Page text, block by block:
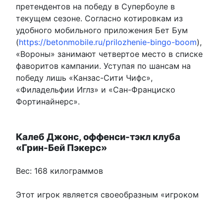
претендентов на победу в Супербоуле в
текущем сезоне. Согласно котировкам из
удобного мобильного приложения Бет Бум
(https://betonmobile.ru/prilozhenie-bingo-boom),
«Вороны» занимают четвертое место в списке
фаворитов кампании. Уступая по шансам на
победу лишь «Канзас-Сити Чифс»,
«Филадельфии Иглз» и «Сан-Франциско
Фортинайнерс».
Калеб Джонс, оффенси-тэкл клуба
«Грин-Бей Пэкерс»
Вес: 168 килограммов
Этот игрок является своеобразным «игроком